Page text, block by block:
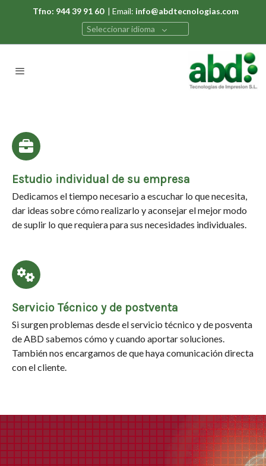
Tfno: 944 39 91 60| Email: info@abdtecnologias.com
Seleccionar idioma
Estudio individual de su empresa
Dedicamos el tiempo necesario a escuchar lo que necesita,
dar ideas sobre cómo realizarlo y aconsejar el mejor modo
de suplir lo que requiera para sus necesidades individuales.
Servicio Técnico y de postventa
Si surgen problemas desde el servicio técnico y de posventa
de ABD sabemos cómo y cuando aportar soluciones.
También nos encargamos de que haya comunicación directa
con el cliente.